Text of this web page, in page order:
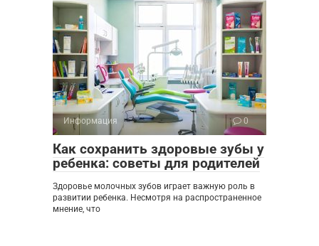
Информация 0
Как сохранить здоровые зубы у
ребенка: советы для родителей
Здоровье молочных зубов играет важную роль в
развитии ребенка. Несмотря на распространенное
мнение, что